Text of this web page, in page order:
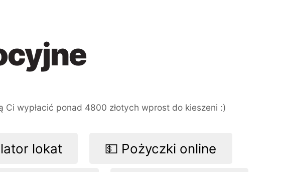
Ci wypłacić ponad 4800 złotych wprost do kieszeni :)
lokat 💵 Pożyczki online